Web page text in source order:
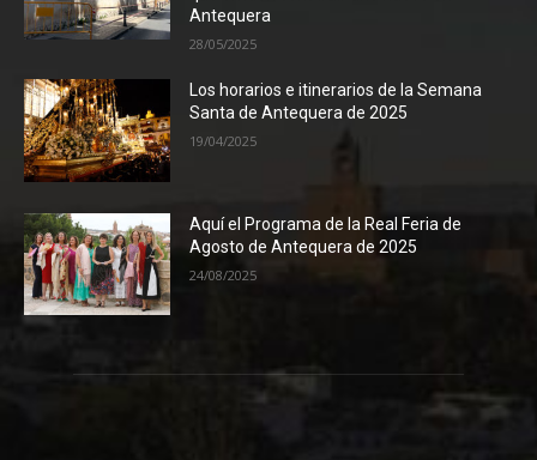
Antequera
28/05/2025
Los horarios e itinerarios de la Semana
Santa de Antequera de 2025
19/04/2025
Aquí el Programa de la Real Feria de
Agosto de Antequera de 2025
24/08/2025